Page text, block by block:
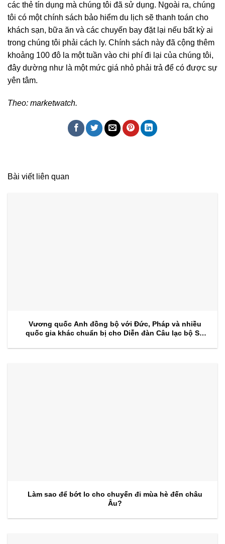
các thẻ tín dụng mà chúng tôi đã sử dụng. Ngoài ra, chúng
tôi có một chính sách bảo hiểm du lịch sẽ thanh toán cho
khách sạn, bữa ăn và các chuyến bay đặt lại nếu bất kỳ ai
trong chúng tôi phải cách ly. Chính sách này đã cộng thêm
khoảng 100 đô la một tuần vào chi phí đi lại của chúng tôi,
đây dường như là một mức giá nhỏ phải trả để có được sự
yên tâm.
Theo: marketwatch.
Bài viết liên quan
Vương quốc Anh đồng bộ với Đức, Pháp và nhiều
quốc gia khác chuẩn bị cho Diễn đàn Câu lạc bộ Sự
Làm sao để bớt lo cho chuyến đi mùa hè đến châu
Âu?